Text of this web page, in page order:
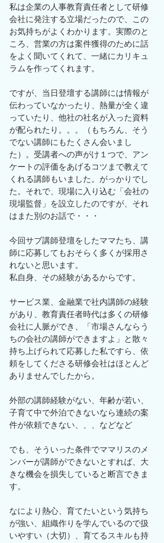
私は企業の人事教育責任者として研修
会社に発注する立場だったので、この
お気持ちがよくわかります。実際のと
ころ、営業の方は案件獲得のために話
をよく聞いてくれて、一緒にカリキュ
ラムを作ってくれます。
ですが、当日登壇する講師には情報が
伝わっていなかったり、熱量が全く違
っていたり、他社の社名が入った資料
が配られたり。。。（もちろん、そう
でない講師にもたくさん会いまし
た）。受講者への声がけ１つで、アン
ケートの評価をあげるコツまで教えて
くれる講師もいました。がっかりでし
た。それで、現場に入り込む「会社の
現場監督」を設立したのですが、それ
はまた別のお話で・・・
今回サブ講師登壇をしたママたち、講
師に応募してもおそらく多くが採用さ
れないと思います。
私自身、その経験があるからです。
サービス業、金融業で社内講師の経験
があり、教育責任者時代は多くの研修
会社に人脈ができ、「市場さんならう
ちの会社の講師ができますよ」と散々
持ち上げられて応募した私ですら、依
頼をしてくださる研修会社はほとんど
ありませんでしたから。
外部の講師経験がない、年齢が若い、
子育て中で外泊できないなら連続の案
件が依頼できない、、、などなど
でも、そういった条件でママリスのメ
ンバーが講師ができないとすれば、大
きな機会を損失していると断言できま
す。
なにより熱心、育てたいという気持ち
が強い、組織作りを学んでいるので扱
いやすい（大切）、育てるスキルも持